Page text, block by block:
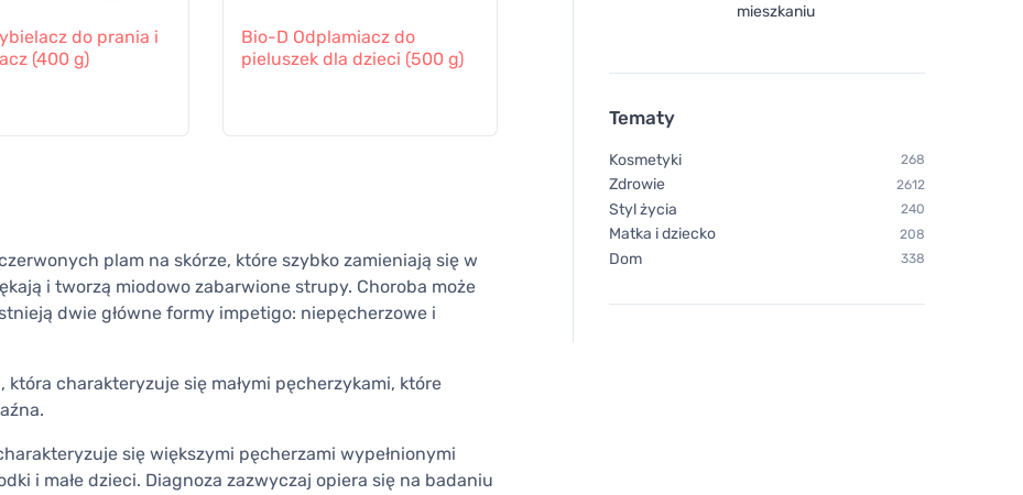
do prania i
(400 g)
Bio-D Odplamiacz do
pieluszek dla dzieci (500 g)
400 g) - silny odplamiacz
400 g) - silny
plam na skórze, które szybko zamieniają się w
i tworzą miodowo zabarwione strupy. Choroba może
dwie główne formy impetigo: niepęcherzowe i
która charakteryzuje się małymi pęcherzykami, które
się większymi pęcherzami wypełnionymi
i małe dzieci. Diagnoza zazwyczaj opiera się na badaniu
mieszkaniu
Tematy
Kosmetyki 268
Zdrowie 2612
Styl życia 240
Matka i dziecko 208
Dom 338